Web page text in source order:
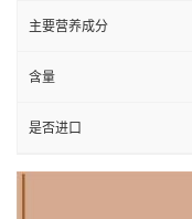
主要营养成分
含量
是否进口